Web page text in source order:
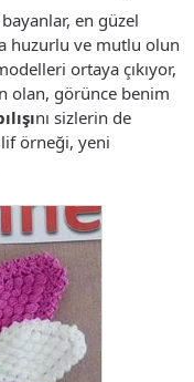
en güzel
huzurlu ve mutlu olun
ortaya çıkıyor,
olan, görünce benim
nı sizlerin de
örneği, yeni